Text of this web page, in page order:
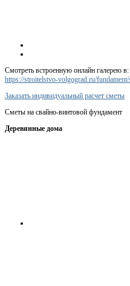
Смотреть встроенную онлайн галерею в:
https://stroitelstvo-volgograd.ru/
Заказать индивидуальный расчет сметы
Сметы на свайно-винтовой фундамент
Деревянные дома